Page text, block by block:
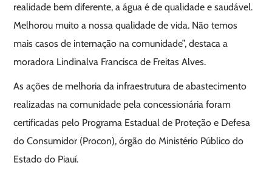
realidade bem diferente, a água é de qualidade e saudável.
Melhorou muito a nossa qualidade de vida. Não temos
mais casos de internação na comunidade”, destaca a
moradora Lindinalva Francisca de Freitas Alves.
As ações de melhoria da infraestrutura de abastecimento
realizadas na comunidade pela concessionária foram
certificadas pelo Programa Estadual de Proteção e Defesa
do Consumidor (Procon), órgão do Ministério Público do
Estado do Piauí.